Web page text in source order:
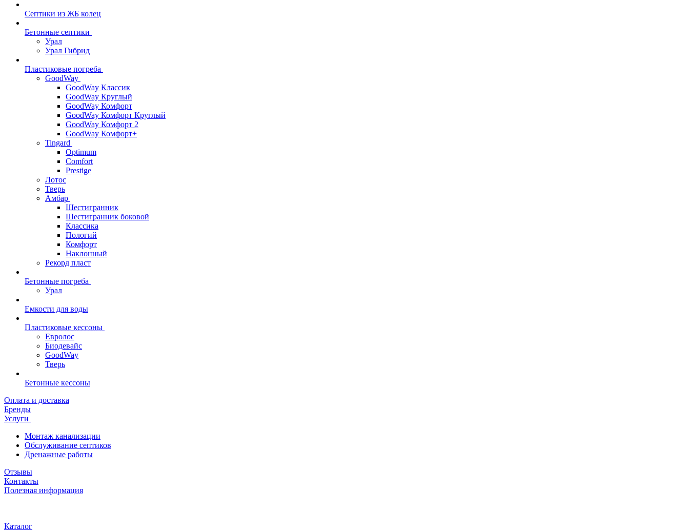
Септики из ЖБ колец
Бетонные септики
Урал
Урал Гибрид
Пластиковые погреба
GoodWay
GoodWay Классик
GoodWay Круглый
GoodWay Комфорт
GoodWay Комфорт Круглый
GoodWay Комфорт 2
GoodWay Комфорт+
Tingard
Optimum
Comfort
Prestige
Лотос
Тверь
Амбар
Шестигранник
Шестигранник боковой
Классика
Пологий
Комфорт
Наклонный
Рекорд пласт
Бетонные погреба
Урал
Емкости для воды
Пластиковые кессоны
Евролос
Биодевайс
GoodWay
Тверь
Бетонные кессоны
Оплата и доставка
Бренды
Услуги
Монтаж канализации
Обслуживание септиков
Дренажные работы
Отзывы
Контакты
Полезная информация
Каталог